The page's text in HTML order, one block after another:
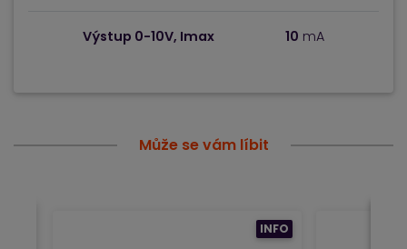
Výstup 0-10V, Imax 10 mA
Může se vám líbit
INFO